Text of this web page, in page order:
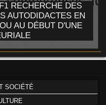
RECHERCHE DES
AUTODIDACTES EN
AU DÉBUT D'UNE
SOCIÉTÉ